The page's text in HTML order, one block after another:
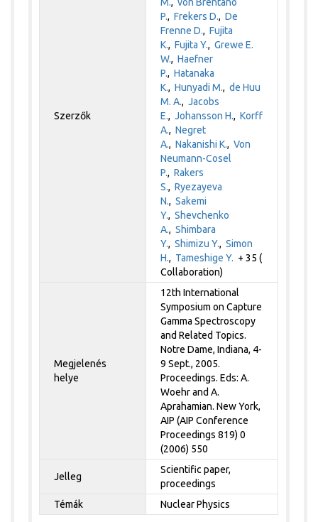
Szerzők
M.,von Brentano
P.,Frekers D.,De
Frenne D.,Fujita
K.,Fujita Y.,Grewe E.
W.,Haefner
P.,Hatanaka
K.,Hunyadi M.,de Huu
M. A.,Jacobs
E.,Johansson H.,Korff
A.,Negret
A.,Nakanishi K.,Von
Neumann-Cosel
P.,Rakers
S.,Ryezayeva
N.,Sakemi
Y.,Shevchenko
A.,Shimbara
Y.,Shimizu Y.,Simon
H., Tameshige Y. + 35 (
Collaboration)
Megjelenés
helye
12th International
Symposium on Capture
Gamma Spectroscopy
and Related Topics.
Notre Dame, Indiana, 4-
9 Sept., 2005.
Proceedings. Eds: A.
Woehr and A.
Aprahamian. New York,
AIP (AIP Conference
Proceedings 819) 0
(2006) 550
Jelleg
Scientific paper,
proceedings
Témák
Nuclear Physics